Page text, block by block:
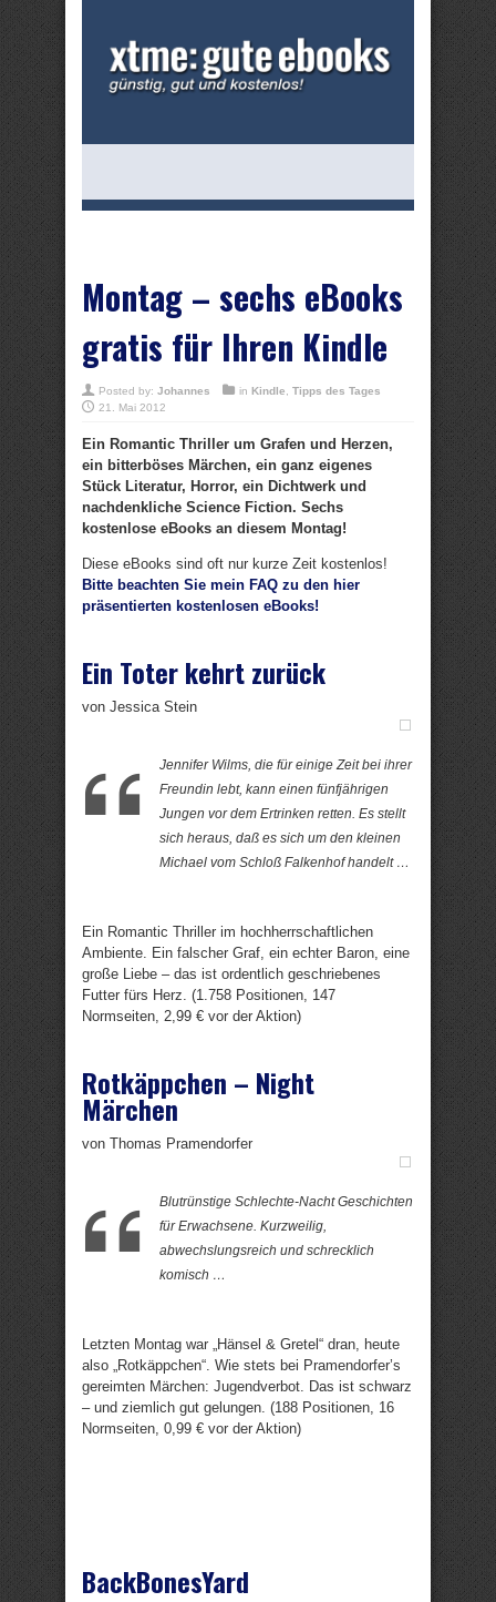
Montag – sechs eBooks
gratis für Ihren Kindle
Posted by: Johannes in Kindle
Tipps des Tages
21. Mai 2012
Ein Romantic Thriller um Grafen und Herzen,
ein bitterböses Märchen, ein ganz eigenes
Stück Literatur, Horror, ein Dichtwerk und
nachdenkliche Science Fiction. Sechs
kostenlose eBooks an diesem Montag!
Diese eBooks sind oft nur kurze Zeit kostenlos!
Bitte beachten Sie mein FAQ zu den hier
präsentierten kostenlosen eBooks!
Ein Toter kehrt zurück
von Jessica Stein
Jennifer Wilms, die für einige Zeit bei ihrer
Freundin lebt, kann einen fünfjährigen
Jungen vor dem Ertrinken retten. Es stellt
sich heraus, daß es sich um den kleinen
Michael vom Schloß Falkenhof handelt …
Ein Romantic Thriller im hochherrschaftlichen
Ambiente. Ein falscher Graf, ein echter Baron, eine
große Liebe – das ist ordentlich geschriebenes
Futter fürs Herz. (1.758 Positionen, 147
Normseiten, 2,99 € vor der Aktion)
Rotkäppchen – Night
Märchen
von Thomas Pramendorfer
Blutrünstige Schlechte-Nacht Geschichten
für Erwachsene. Kurzweilig,
abwechslungsreich und schrecklich
komisch …
Letzten Montag war „Hänsel & Gretel“ dran, heute
also „Rotkäppchen“. Wie stets bei Pramendorfer’s
gereimten Märchen: Jugendverbot. Das ist schwarz
– und ziemlich gut gelungen. (188 Positionen, 16
Normseiten, 0,99 € vor der Aktion)
BackBonesYard